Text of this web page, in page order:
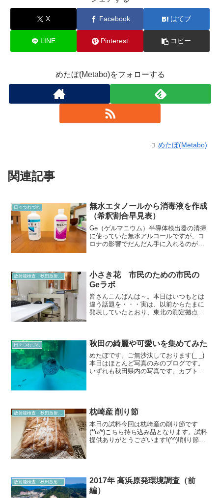
X Facebook はてブ
LINE Pinterest コピー
めたぼ(Metabo)をフォローする
めたぼ(Metabo)
関連記事
日々つれづれ
無水エタノールから消毒液を作成
（希釈割合早見表）
Ge（ゲルマニウム）半導体検出器の清掃
に使っていた無水アルコールですが、コ
ロナの影響でだんだん手に入れるのが難
ールから消毒用エタノール...
小さき花 市民のための市民の
Geラボ
皆さんこんばんは～。本日はいつもとは
違う話題を・・・実は、以前からたまに
発表していたとおり、東北の測定拠点と
方々に使っていただく...
日々つれづれ 秋田の綺麗や可愛いを集めてみた
めたぼです。ご無沙汰しております(_ _)
本日はほとんど写真のみのブログです。
いずれも秋田県内の写真です。カブトム
放射能検査：秋田放射能測定室より 枕崎産 削り節
本日の試料今回は枕崎産の削り節です
(*'ω'*)こちら持ち込み品となります。試料
提供ありがとうございます!(^^)!削り節パ
放射能検査：秋田放射能測定室より
2017年 高浜原発環境調査（前
編）